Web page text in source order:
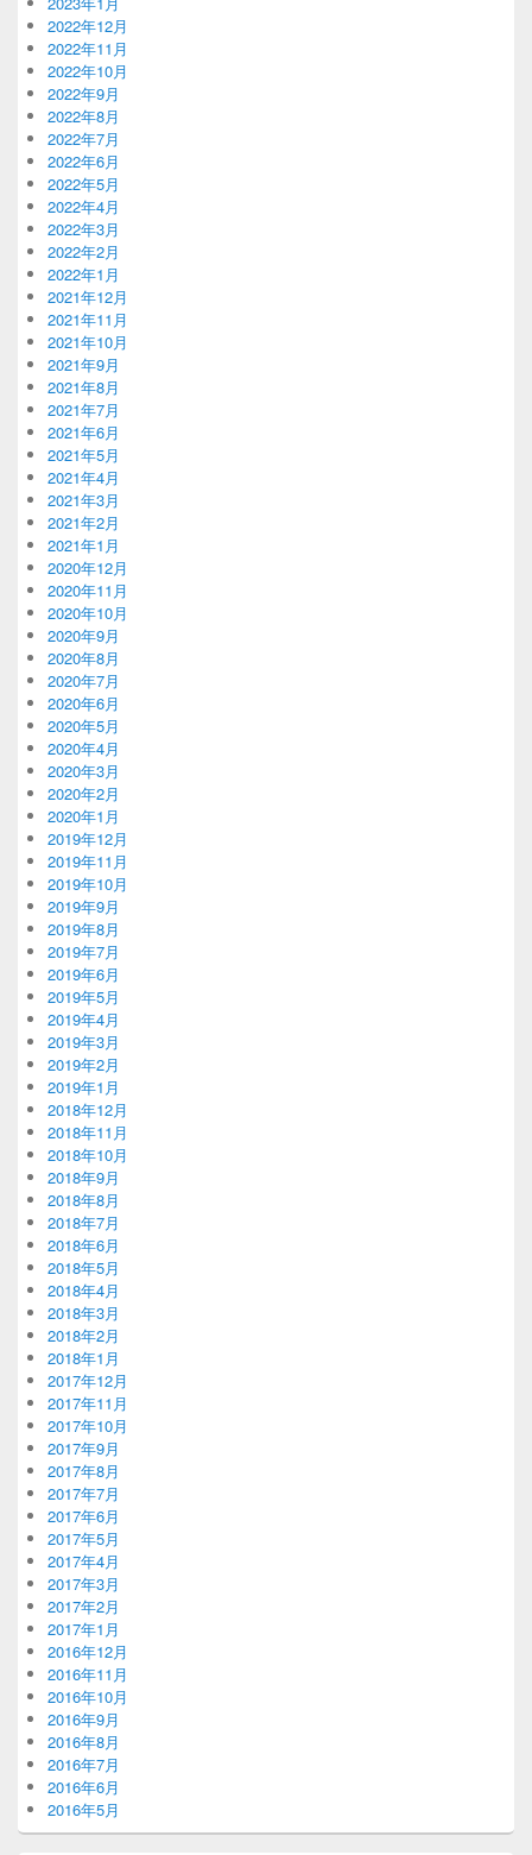
2022年12月
2022年11月
2022年10月
2022年9月
2022年8月
2022年7月
2022年6月
2022年5月
2022年4月
2022年3月
2022年2月
2022年1月
2021年12月
2021年11月
2021年10月
2021年9月
2021年8月
2021年7月
2021年6月
2021年5月
2021年4月
2021年3月
2021年2月
2021年1月
2020年12月
2020年11月
2020年10月
2020年9月
2020年8月
2020年7月
2020年6月
2020年5月
2020年4月
2020年3月
2020年2月
2020年1月
2019年12月
2019年11月
2019年10月
2019年9月
2019年8月
2019年7月
2019年6月
2019年5月
2019年4月
2019年3月
2019年2月
2019年1月
2018年12月
2018年11月
2018年10月
2018年9月
2018年8月
2018年7月
2018年6月
2018年5月
2018年4月
2018年3月
2018年2月
2018年1月
2017年12月
2017年11月
2017年10月
2017年9月
2017年8月
2017年7月
2017年6月
2017年5月
2017年4月
2017年3月
2017年2月
2017年1月
2016年12月
2016年11月
2016年10月
2016年9月
2016年8月
2016年7月
2016年6月
2016年5月